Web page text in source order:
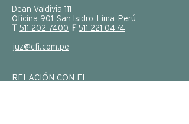
Dean Valdivia 111
Oficina 901 San Isidro Lima Perú
T 511 202 7400 F 511 221 0474
juz@cfi.com.pe
RELACIÓN CON EL